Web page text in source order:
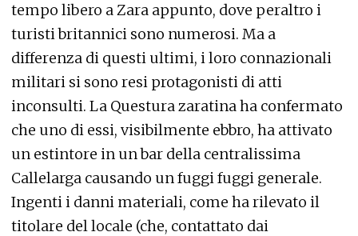
tempo libero a Zara appunto, dove peraltro i
turisti britannici sono numerosi. Ma a
differenza di questi ultimi, i loro connazionali
militari si sono resi protagonisti di atti
inconsulti. La Questura zaratina ha confermato
che uno di essi, visibilmente ebbro, ha attivato
un estintore in un bar della centralissima
Callelarga causando un fuggi fuggi generale.
Ingenti i danni materiali, come ha rilevato il
titolare del locale (che, contattato dai